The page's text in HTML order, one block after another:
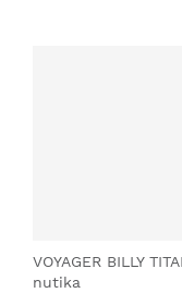
VOYAGER BILLY
nutika